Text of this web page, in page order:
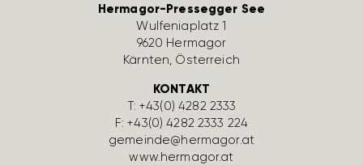
Hermagor-Pressegger See
Wulfe­nia­platz 1
9620 Hermagor
Kärnten, Öster­reich
KONTAKT
T:+43(0) 4282 2333
F: +43(0) 4282 2333 224
gemeinde@hermagor.at
www.hermagor.at